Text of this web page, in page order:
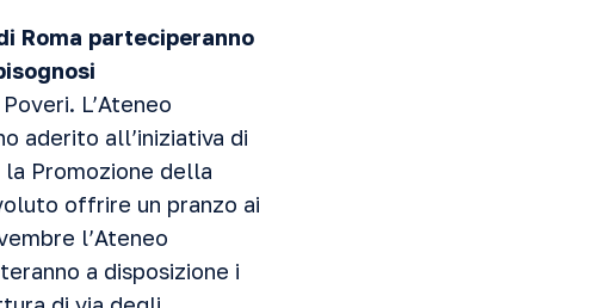
Roma parteciperanno
L’Ateneo
aderito all’iniziativa di
Promozione della
offrire un pranzo ai
l’Ateneo
a disposizione i